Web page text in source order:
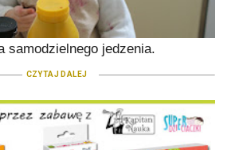
samodzielnego jedzenia.
CZYTAJ DALEJ